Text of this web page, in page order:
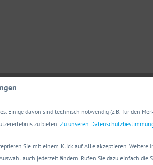
Einige davon sind technisch notwendig (z.B. für den
zu bieten.Zu unseren
Sie mit einem Klick auf Alle akzeptieren.
auch jederzeit ändern. Rufen Sie dazu einfach die